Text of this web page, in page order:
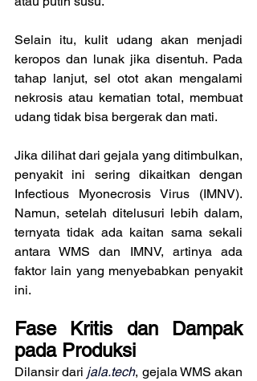
Selain itu, kulit udang akan menjadi
keropos dan lunak jika disentuh. Pada
tahap lanjut, sel otot akan mengalami
nekrosis atau kematian total, membuat
udang tidak bisa bergerak dan mati.
Jika dilihat dari gejala yang ditimbulkan,
penyakit ini sering dikaitkan dengan
Infectious Myonecrosis Virus (IMNV).
Namun, setelah ditelusuri lebih dalam,
ternyata tidak ada kaitan sama sekali
antara WMS dan IMNV, artinya ada
faktor lain yang menyebabkan penyakit
ini.
Fase Kritis dan Dampak
pada Produksi
Dilansir dari jala.tech, gejala WMS akan